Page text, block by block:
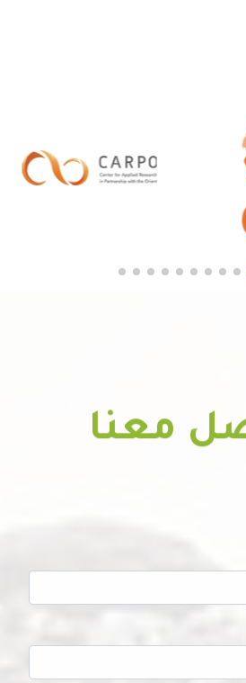
معنا